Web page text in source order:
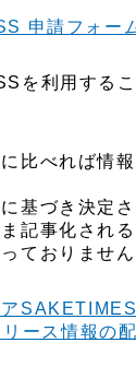
申請フォー
を利用する
比べれば情
基づき決定
記事化され
ておりません
ア
ース情報の